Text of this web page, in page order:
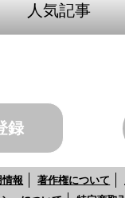
人気記事
録
報 著作権について